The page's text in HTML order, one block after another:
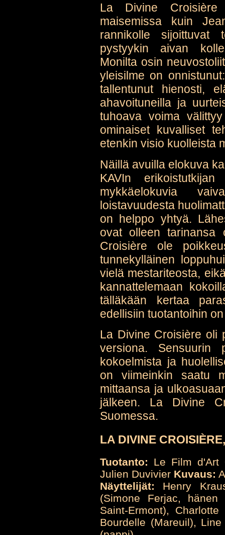
La Divine Croisière
maisemissa kuin
rannikolle
pystyykin aivan
Monilta osin
yleisilme on
tallentunut hienosti,
ahavoituneilla ja
tuhoava voima
ominaiset kuvalliset
etenkin visio kuolleista
Näillä avuilla elokuva
KAVIn
mykkäelokuvia
loistavuudesta
on helppo yhtyä.
ovat olleen tarinansa
Croisière ole
tunnekylläinen
vielä mestariteosta,
kannattelemaan
tälläkään kertaa
edellisiin tuotantoihin
La Divine Croisière oli
versiona.
kokoelmista ja
on viimeinkin saatu
mittaansa ja
jälkeen. La Divine
Suomessa.
LA DIVINE
Tuotanto: Le Film d'Art
Julien Duvivier Kuvaus:
Näyttelijät: Henry
(Simone Ferjac,
Saint-Ermont),
Bourdelle (Mareuil),